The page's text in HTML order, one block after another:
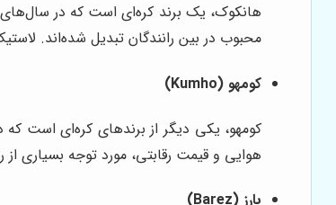
هانکوک، یک برند کره‌ای است که در
محبوب در بین رانندگان تبدیل شده‌اند.
کومهو (Kumho)
کومهو، یکی دیگر از برندهای کره‌ای است
هوایی و قیمت رقابتی، مورد توجه بسیاری از
بارز (Barez)